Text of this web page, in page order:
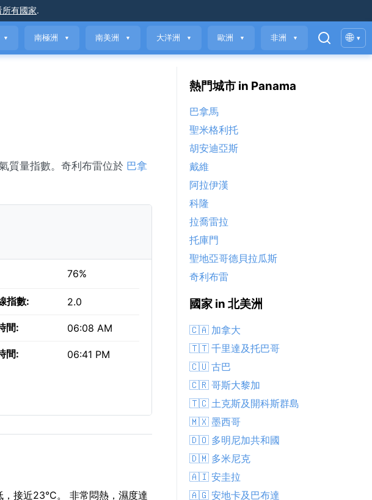
所有國家.
▼ 南極洲 ▼ 南美洲 ▼ 大洋洲 ▼ 歐洲 ▼ 非洲 ▼ 🌐 ▾
質量指數。奇利布雷位於 巴拿
76%
指數: 2.0
間: 06:08 AM
間: 06:41 PM
接近23°C。 非常悶熱，濕度達
熱門城市 in Panama
巴拿馬
聖米格利托
胡安迪亞斯
戴維
阿拉伊漢
科隆
拉喬雷拉
托庫門
聖地亞哥德貝拉瓜斯
奇利布雷
國家 in 北美洲
🇨🇦 加拿大
🇹🇹 千里達及托巴哥
🇨🇺 古巴
🇨🇷 哥斯大黎加
🇹🇨 土克斯及開科斯群島
🇲🇽 墨西哥
🇩🇴 多明尼加共和國
🇩🇲 多米尼克
🇦🇮 安圭拉
🇦🇬 安地卡及巴布達